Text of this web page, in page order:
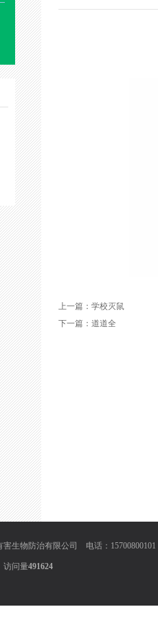
上一篇： 学校灭鼠
下一篇： 道道全
害生物防治有限公司 电话：
访问量491624